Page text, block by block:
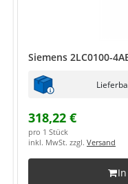
Siemens 2LC0100-
318,22 €
pro 1 Stück
inkl. MwSt. zzgl. Versand